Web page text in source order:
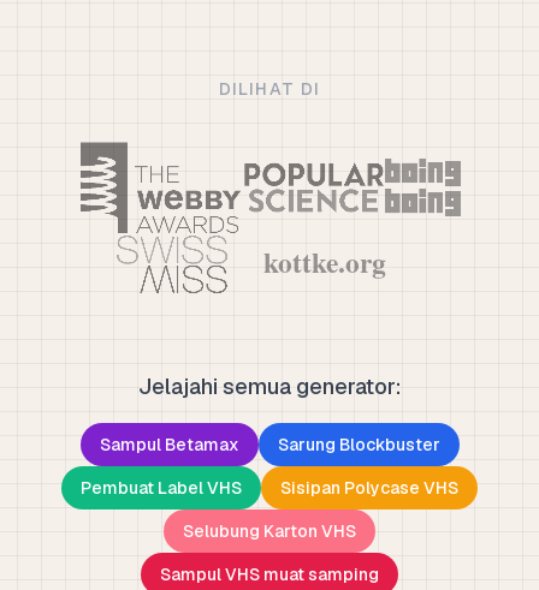
DILIHAT DI
Jelajahi semua generator:
Sampul Betamax
Sarung Blockbuster
Pembuat Label VHS
Sisipan Polycase VHS
Selubung Karton VHS
Sampul VHS muat samping